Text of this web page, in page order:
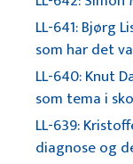
LL-641: Bjørg
som har det
LL-640: Knut
som tema i
LL-639:
diagnose og